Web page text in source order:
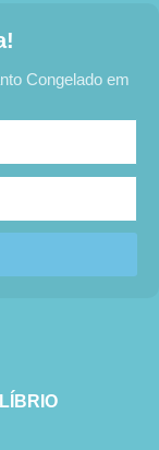
Congelado em